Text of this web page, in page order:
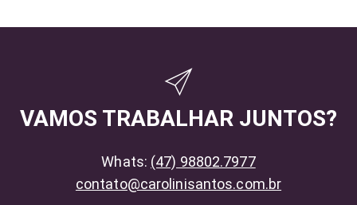
VAMOS TRABALHAR JUNTOS?
Whats: (47) 98802.7977
contato@carolinisantos.com.br